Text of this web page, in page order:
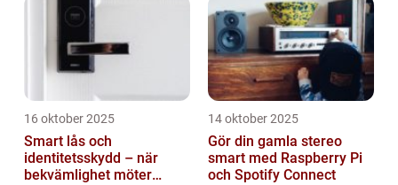
16 oktober 2025
Smart lås och
identitetsskydd – när
bekvämlighet möter
14 oktober 2025
Gör din gamla stereo
smart med Raspberry Pi
och Spotify Connect